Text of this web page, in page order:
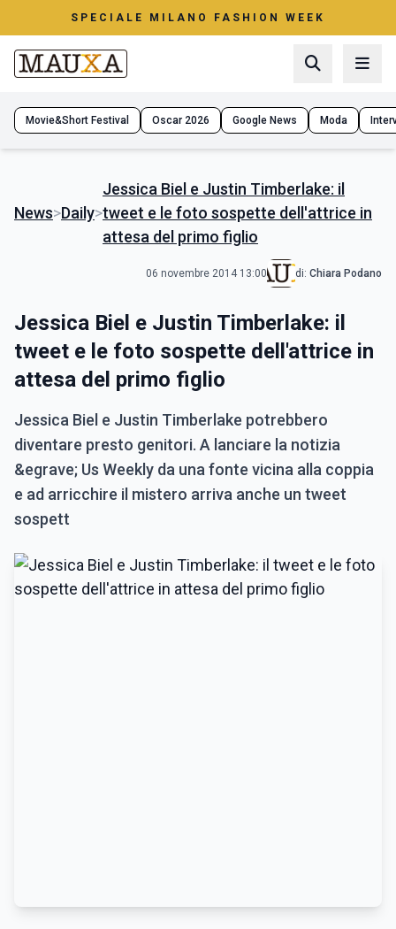
SPECIALE MILANO FASHION WEEK
Movie&Short Festival Oscar 2026 Google News Moda
News>Daily>
Jessica Biel e Justin Timberlake: il
tweet e le foto sospette dell'attrice in
attesa del primo figlio
06 novembre 2014 13:00 di: Chiara Podano
Jessica Biel e Justin Timberlake: il
tweet e le foto sospette dell'attrice in
attesa del primo figlio
Jessica Biel e Justin Timberlake potrebbero
diventare presto genitori. A lanciare la notizia
&egrave; Us Weekly da una fonte vicina alla coppia
e ad arricchire il mistero arriva anche un tweet
sospett